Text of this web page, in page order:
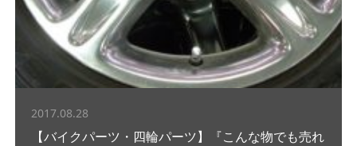
2017.08.28
【バイクパーツ・四輪パーツ】『こんな物でも売れ